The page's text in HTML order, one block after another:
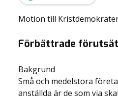
Motion till
Förbättrade
Bakgrund
Små och medelstora
anställda är de som via